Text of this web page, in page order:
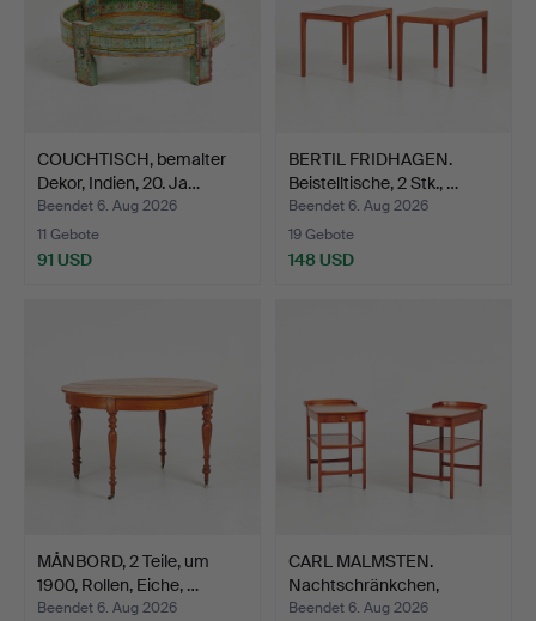
COUCHTISCH, bemalter
Dekor, Indien, 20. Ja…
Beendet 6. Aug 2026
11 Gebote
91 USD
BERTIL FRIDHAGEN.
Beistelltische, 2 Stk., …
Beendet 6. Aug 2026
19 Gebote
148 USD
MÅNBORD, 2 Teile, um
1900, Rollen, Eiche, …
Beendet 6. Aug 2026
CARL MALMSTEN.
Nachtschränkchen,
"Birgitta…
Beendet 6. Aug 2026